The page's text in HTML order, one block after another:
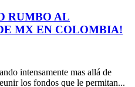
RUMBO AL
MX EN COLOMBIA!
intensamente mas allá de
los fondos que le permitan...